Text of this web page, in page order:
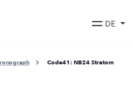
DE
Code41: NB24 Stratom